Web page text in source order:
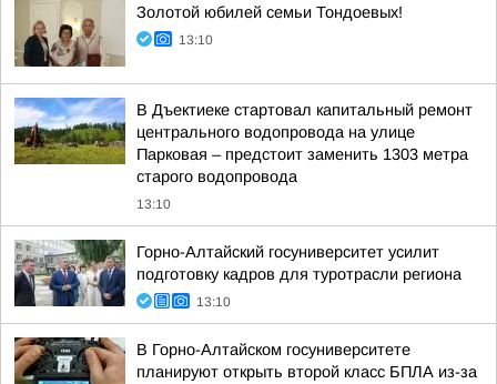
Золотой юбилей семьи Тондоевых!
13:10
В Дъектиеке стартовал капитальный ремонт
центрального водопровода на улице
Парковая – предстоит заменить 1303 метра
старого водопровода
13:10
Горно-Алтайский госуниверситет усилит
подготовку кадров для туротрасли региона
13:10
В Горно-Алтайском госуниверситете
планируют открыть второй класс БПЛА из-за